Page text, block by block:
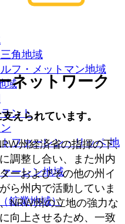
角地域
フ・メットマン地域
域
ント
ファーレン・リッペ 地
ーレン地域
鉱業地域）
ネットワーク
えられています。
州経済省の指揮の下、
調整し合い、また州内
ーおよびその他の州イ
ら州内で活動していま
NRW州の立地の強力な
向上させるため、一致